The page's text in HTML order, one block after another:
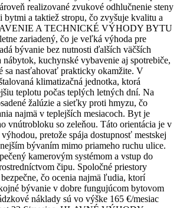
realizované zvukové odhlučnenie steny
bytmi a taktiež stropu, čo zvyšuje kvalitu a
A TECHNICKÉ VÝHODY BYTU
zariadený, čo je veľká výhoda pre
bývanie bez nutnosti ďalších väčších
nábytok, kuchynské vybavenie aj spotrebiče,
sa nasťahovať prakticky okamžite. V
klimatizačná jednotka, ktorá
teplotu počas teplých letných dní. Na
žalúzie a sieťky proti hmyzu, čo
najmä v teplejších mesiacoch. Byt je
vnútrobloku so zeleňou. Táto orientácia je v
pretože spája dostupnosť mestskej
bývaním mimo priameho ruchu ulice.
kamerovým systémom a vstup do
čipu. Spoločné priestory
čo ocenia najmä ľudia, ktorí
bývanie v dobre fungujúcom bytovom
náklady sú vo výške 165 €/mesiac